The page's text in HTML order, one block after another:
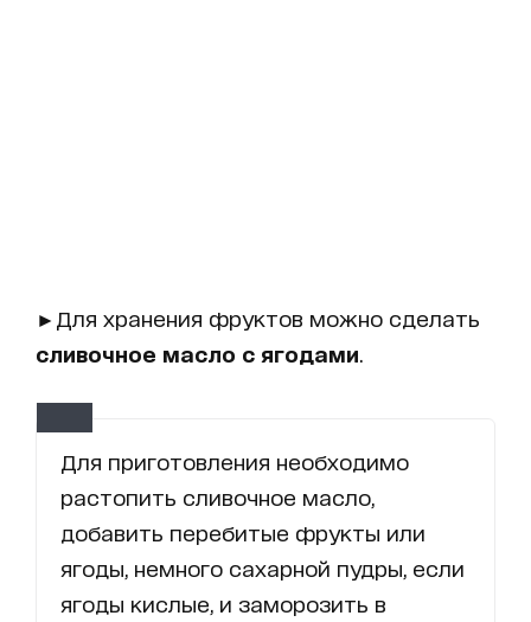
►Для хранения фруктов можно сделать
сливочное масло с ягодами
Для приготовления необходимо
растопить сливочное масло,
добавить перебитые фрукты или
ягоды, немного сахарной пудры, если
ягоды кислые, и заморозить в